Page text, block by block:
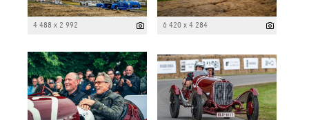
4 488 x 2 992 6 420 x 4 284